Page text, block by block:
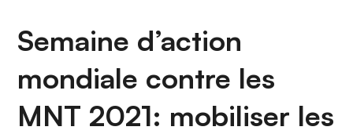
i
a
n
e
Semaine d’action
mondiale contre les
MNT 2021: mobiliser les